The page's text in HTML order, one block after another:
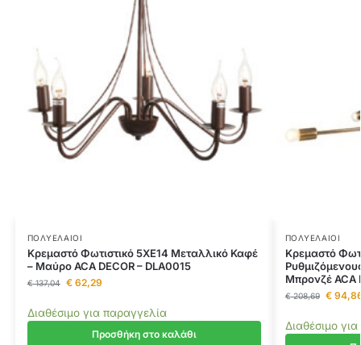
ΠΟΛΥΈΛΑΙΟΙ
Κρεμαστό Φωτιστικό 5ΧΕ14 Μεταλλικό Καφέ
– Μαύρο ACA DECOR – DLA0015
€137,04 €62,29
Διαθέσιμο για παραγγελία
Προσθήκη στο καλάθι
ΠΟΛΥΈΛΑΙΟΙ
Κρεμαστό
Μπρονζέ ACA
€208,69 €
Διαθέσιμο